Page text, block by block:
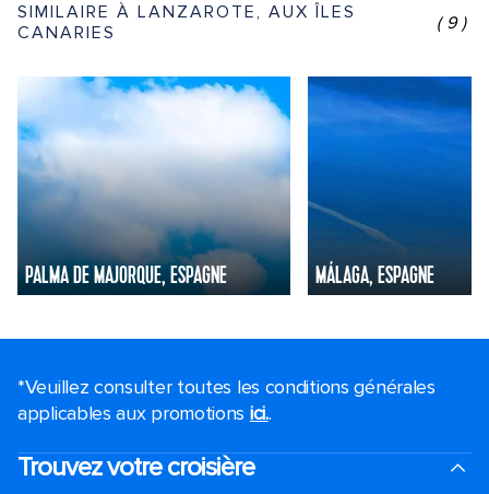
SIMILAIRE À LANZAROTE, AUX ÎLES
CANARIES
(9)
PALMA DE MAJORQUE, ESPAGNE MÁLAGA, ESPAGNE
*Veuillez consulter toutes les conditions générales
applicables aux promotions ici..
Trouvez votre croisière